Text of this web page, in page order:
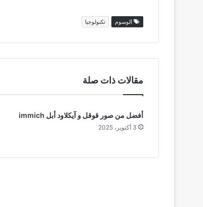
الوسوم تكنولوجيا
مقالات ذات صلة
أفضل من صور قوقل و آيكلاود أبل immich
3 أكتوبر، 2025